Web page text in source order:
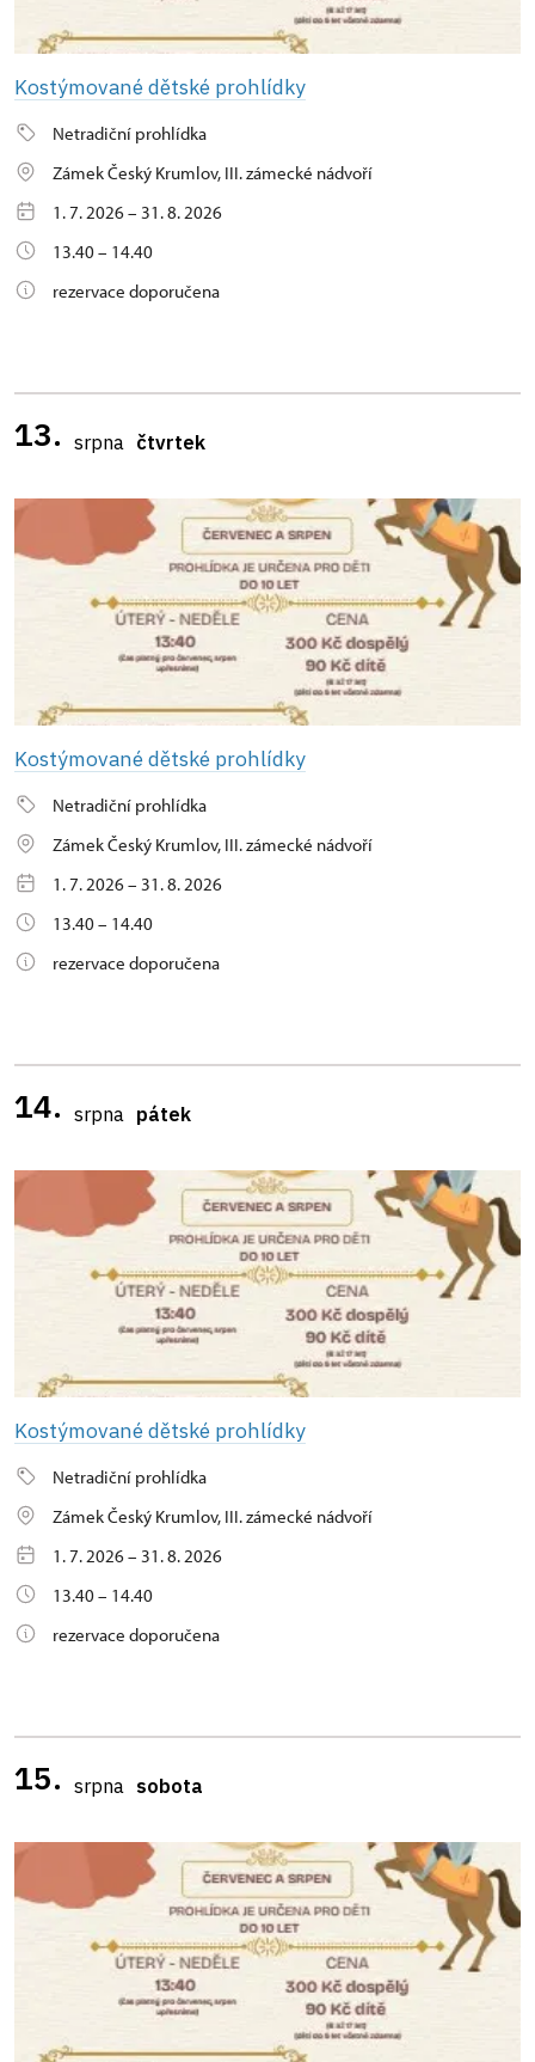
Kostýmované dětské prohlídky
Netradiční prohlídka
Zámek Český Krumlov, III. zámecké nádvoří
1. 7. 2026 – 31. 8. 2026
13.40 – 14.40
rezervace doporučena
13. srpna čtvrtek
Kostýmované dětské prohlídky
Netradiční prohlídka
Zámek Český Krumlov, III. zámecké nádvoří
1. 7. 2026 – 31. 8. 2026
13.40 – 14.40
rezervace doporučena
14. srpna pátek
Kostýmované dětské prohlídky
Netradiční prohlídka
Zámek Český Krumlov, III. zámecké nádvoří
1. 7. 2026 – 31. 8. 2026
13.40 – 14.40
rezervace doporučena
15. srpna sobota